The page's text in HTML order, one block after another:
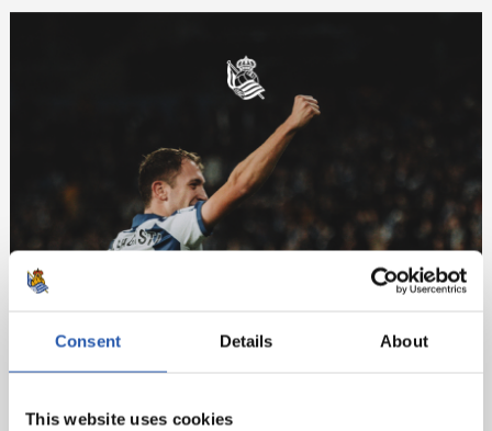
Consent Details About
This website uses cookies